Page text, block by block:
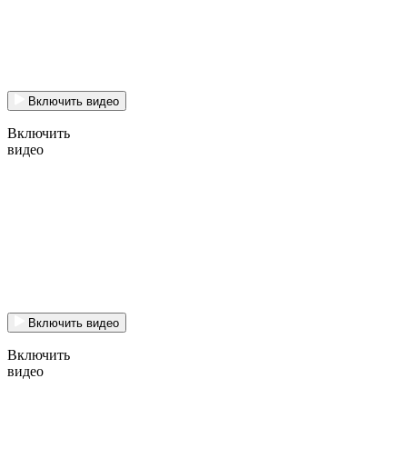
Включить видео
Включить
видео
Включить видео
Включить
видео